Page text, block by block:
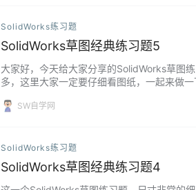
SolidWorks练习题
SolidWorks草图经典练习题5
大家好，今天给大家分享的SolidWorks草图
多，这里大家一定要仔细看图纸，一起来做
SW自学网
SolidWorks练习题
SolidWorks草图经典练习题4